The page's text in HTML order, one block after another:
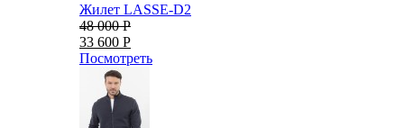
Жилет LASSE-D2
48 000 Р
33 600 Р
Посмотреть